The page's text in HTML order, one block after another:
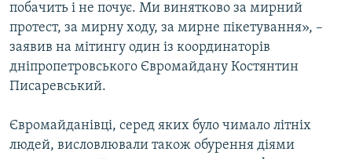
побачить і не почує. Ми винятково за мирний
протест, за мирну ходу, за мирне пікетування», –
заявив на мітингу один із координаторів
дніпропетровського Євромайдану Костянтин
Писаревський.
Євромайданівці, серед яких було чимало літніх
людей, висловлювали також обурення діями